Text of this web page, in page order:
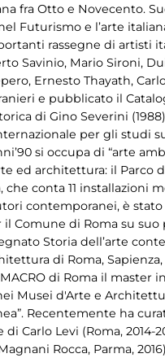
fra Otto e Novecento.
Futurismo e l’arte
rassegne di artisti
Savinio, Mario Sironi,
Ernesto Thayath,
e pubblicato il
di Gino Severini
per gli studi
si occupa di “arte
ed architettura: il Parco
che conta 11 installazioni
contemporanei, è stato
il Comune di Roma su suo
Storia dell’arte
di Roma,
di Roma il master
Musei d'Arte e
Recentemente ha
Carlo Levi (Roma, 2014-
Rocca, Parma,